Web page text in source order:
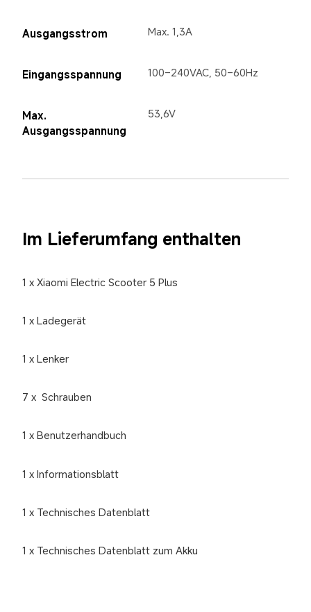
Ausgangsstrom Max. 1,3A
Eingangsspannung 100–240VAC, 50–60Hz
Max.
Ausgangsspannung
53,6V
Im Lieferumfang enthalten
1 x Xiaomi Electric Scooter 5 Plus
1 x Ladegerät
1 x Lenker
7 x  Schrauben
1 x Benutzerhandbuch
1 x Informationsblatt
1 x Technisches Datenblatt
1 x Technisches Datenblatt zum Akku